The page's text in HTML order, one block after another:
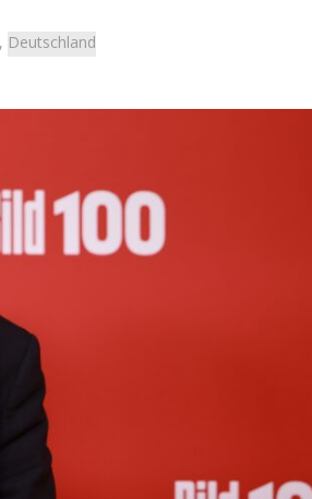
, Deutschland
Zentrale der Partei „Religiöser